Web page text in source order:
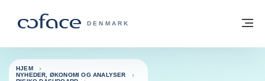
COFACE FOR TRADE - GRUPPENS
DENMARK
Tilbage til hjemmesiden
HJEM
NYHEDER, ØKONOMI OG ANALYSER